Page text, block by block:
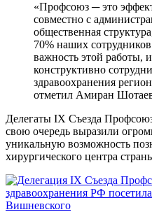
«Профсоюз ─ это
совместно с
общественная
70% наших
важность этой работы,
конструктивно
здравоохранения
отметил Амиран
Делегаты IX Съезда
свою очередь выразили
уникальную возможность
хирургического центра